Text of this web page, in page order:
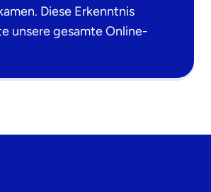
Diese Erkenntnis
unsere gesamte Online-